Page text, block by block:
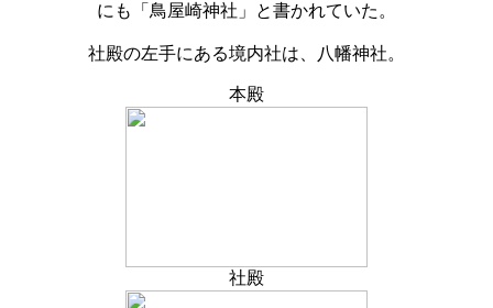
にも「鳥屋崎神社」と書かれていた。
社殿の左手にある境内社は、八幡神社。
本殿
社殿